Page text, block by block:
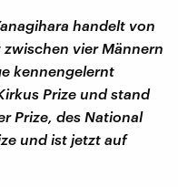
handelt von
vier Männern
kennengelernt
Prize und stand
Prize, des National
und ist jetzt auf